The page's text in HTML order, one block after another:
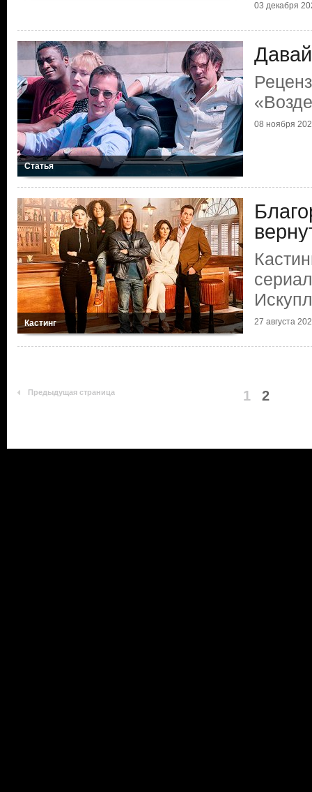
03 декабря
Статья
08 ноября
Кастинг 27 августа
Предыдущая страница 1 2